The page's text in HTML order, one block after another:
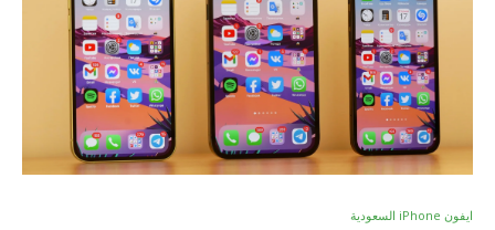
ايفون iPhone السعودية